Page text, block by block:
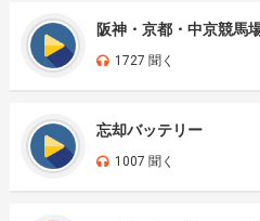
阪神・京都・中京競馬
1727 聞く
忘却バッテリー
1007 聞く